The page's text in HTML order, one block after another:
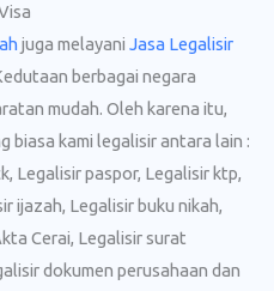
juga melayani Jasa Legalisir
berbagai negara
mudah. Oleh karena itu,
biasa kami legalisir antara lain :
Legalisir paspor, Legalisir ktp,
ijazah, Legalisir buku nikah,
Cerai, Legalisir surat
dokumen perusahaan dan